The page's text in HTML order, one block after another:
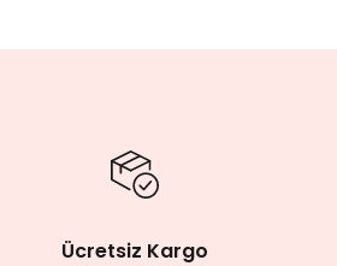
Ücretsiz Kargo